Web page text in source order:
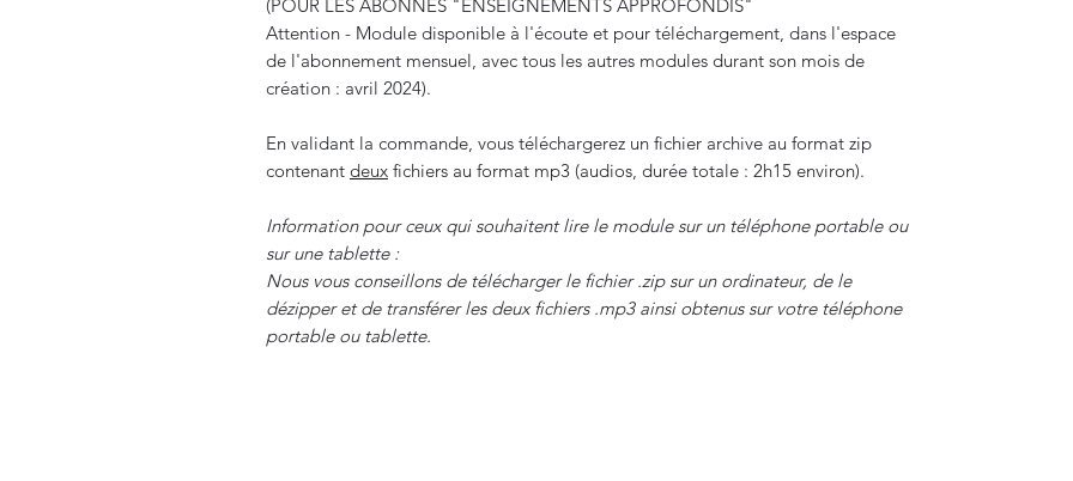
(POUR LES ABONNES "ENSEIGNEMENTS APPROFONDIS"
Attention - Module disponible à l'écoute et pour téléchargement, dans l'espace
de l'abonnement mensuel, avec tous les autres modules durant son mois de
création : avril 2024).
En validant la commande, vous téléchargerez un fichier archive au format zip
contenant deux fichiers au format mp3 (audios, durée totale : 2h15 environ).
Information pour ceux qui souhaitent lire le module sur un téléphone portable ou
sur une tablette :
Nous vous conseillons de télécharger le fichier .zip sur un ordinateur, de le
dézipper et de transférer les deux fichiers .mp3 ainsi obtenus sur votre téléphone
portable ou tablette.